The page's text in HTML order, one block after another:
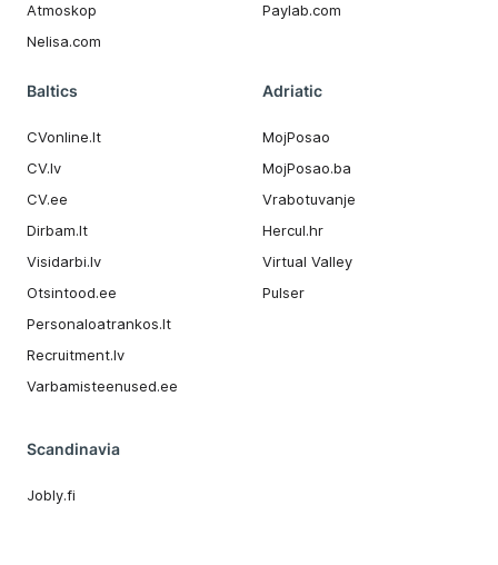
Atmoskop
Nelisa.com
Paylab.com
Baltics
CVonline.lt
CV.lv
CV.ee
Dirbam.It
Visidarbi.lv
Otsintood.ee
Personaloatrankos.lt
Recruitment.lv
Varbamisteenused.ee
Adriatic
MojPosao
MojPosao.ba
Vrabotuvanje
Hercul.hr
Virtual Valley
Pulser
Scandinavia
Jobly.fi